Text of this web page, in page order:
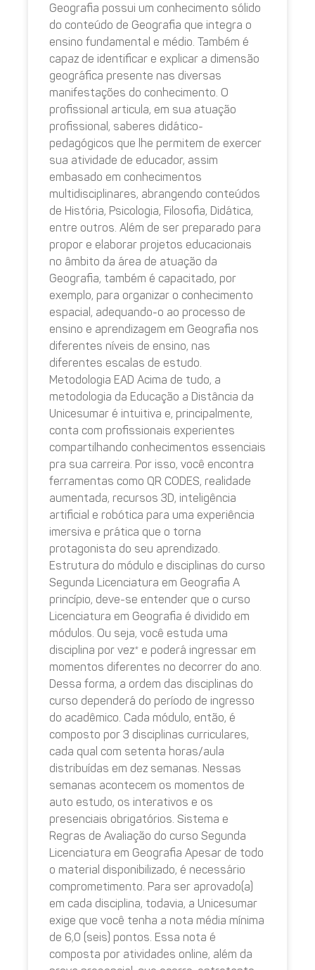
Geografia possui um conhecimento sólido
do conteúdo de Geografia que integra o
ensino fundamental e médio. Também é
capaz de identificar e explicar a dimensão
geográfica presente nas diversas
manifestações do conhecimento. O
profissional articula, em sua atuação
profissional, saberes didático-
pedagógicos que lhe permitem de exercer
sua atividade de educador, assim
embasado em conhecimentos
multidisciplinares, abrangendo conteúdos
de História, Psicologia, Filosofia, Didática,
entre outros. Além de ser preparado para
propor e elaborar projetos educacionais
no âmbito da área de atuação da
Geografia, também é capacitado, por
exemplo, para organizar o conhecimento
espacial, adequando-o ao processo de
ensino e aprendizagem em Geografia nos
diferentes níveis de ensino, nas
diferentes escalas de estudo.
Metodologia EAD Acima de tudo, a
metodologia da Educação a Distância da
Unicesumar é intuitiva e, principalmente,
conta com profissionais experientes
compartilhando conhecimentos essenciais
pra sua carreira. Por isso, você encontra
ferramentas como QR CODES, realidade
aumentada, recursos 3D, inteligência
artificial e robótica para uma experiência
imersiva e prática que o torna
protagonista do seu aprendizado.
Estrutura do módulo e disciplinas do curso
Segunda Licenciatura em Geografia A
princípio, deve-se entender que o curso
Licenciatura em Geografia é dividido em
módulos. Ou seja, você estuda uma
disciplina por vez* e poderá ingressar em
momentos diferentes no decorrer do ano.
Dessa forma, a ordem das disciplinas do
curso dependerá do período de ingresso
do acadêmico. Cada módulo, então, é
composto por 3 disciplinas curriculares,
cada qual com setenta horas/aula
distribuídas em dez semanas. Nessas
semanas acontecem os momentos de
auto estudo, os interativos e os
presenciais obrigatórios. Sistema e
Regras de Avaliação do curso Segunda
Licenciatura em Geografia Apesar de todo
o material disponibilizado, é necessário
comprometimento. Para ser aprovado(a)
em cada disciplina, todavia, a Unicesumar
exige que você tenha a nota média mínima
de 6,0 (seis) pontos. Essa nota é
composta por atividades online, além da